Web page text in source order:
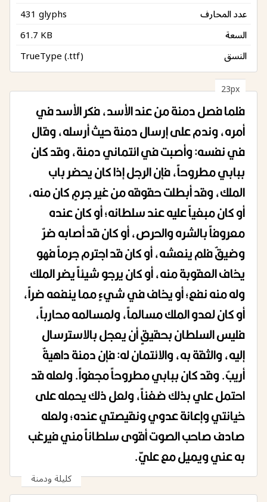
عدد المحارف
431 glyphs
السعة
61.7 KB
النسق
TrueType (.ttf)
23px
معروفاً بالشره والحرص، أو كان قد أصابه ضرٌ
به عني ويميل مع عليّ.
كليلة ودمنة